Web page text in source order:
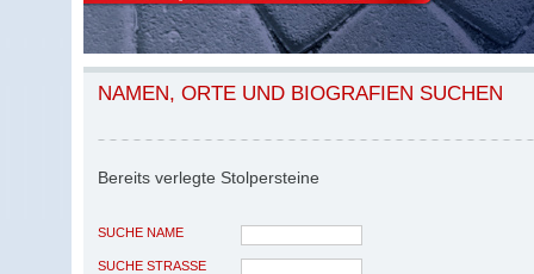
NAMEN, ORTE UND BIOGRAFIEN SUCHEN
Bereits verlegte Stolpersteine
SUCHE NAME
SUCHE STRASSE